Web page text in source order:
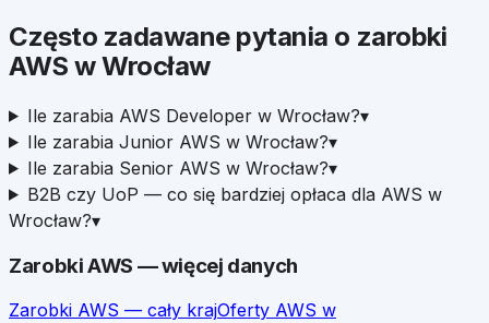
Często zadawane pytania o zarobki
AWS wWrocław
Ile zarabia AWS Developer w Wrocław?▾
Ile zarabia Junior AWS w Wrocław?▾
Ile zarabia Senior AWS w Wrocław?▾
B2B czy UoP — co się bardziej opłaca dla AWS w
Wrocław?▾
ZarobkiAWS — więcej danych
Zarobki AWS — cały krajOferty AWS w